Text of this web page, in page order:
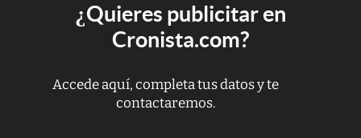
¿Quieres publicitar en
Cronista.com?
Accede aquí, completa tus datos y te
contactaremos.